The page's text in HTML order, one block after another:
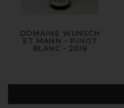
DOMAINE WUNSCH
ET MANN - PINOT
BLANC - 2019